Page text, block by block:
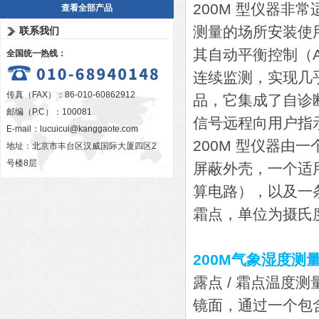
查看全部产品
联系我们
全国统一热线：
传真（FAX）：86-010-60862912
邮编（P.C）：100081
E-mail： lucuicui@kanggaote.com
地址：北京市丰台区汉威国际大厦四区2
号楼8层
200M 型仪器非常
测量的场所安装使
其自动平衡控制（
连续监测，实现几
品，它集成了自诊
信号远程向用户指
200M 型仪器由一
屏蔽外壳，一个
算电路），以及一
霜点，单位为摄氏
200M气象湿度测
露点 / 霜点温度测
镜面，通过一个包